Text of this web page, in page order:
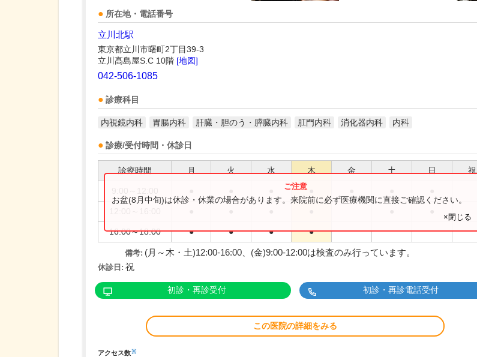
所在地・電話番号
立川北駅
東京都立川市曙町2丁目39-3
立川髙島屋S.C 10階 [地図]
042-506-1085
診療科目
内視鏡内科 胃腸内科 肝臓・胆のう・膵臓内科 肛門内科 消化器内科 内科
診療/受付時間・休診日
診療時間 月 火 水 木 金 土 日 祝
16:00～18:00 ● ● ● ●
お盆(8月中旬)は休診・休業の場合があります。来院前に必ず医療機関に直接ご確認ください。
×閉じる
備考: (月～木・土)12:00-16:00、(金)9:00-12:00は検査のみ行っています。
休診日: 祝
初診・再診受付 初診・再診電話受付
この医院の詳細をみる
アクセス数※